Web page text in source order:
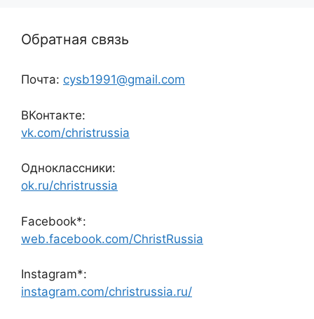
Обратная связь
Почта: cysb1991@gmail.com
ВКонтакте:
vk.com/christrussia
Одноклассники:
ok.ru/christrussia
Facebook*:
web.facebook.com/ChristRussia
Instagram*:
instagram.com/christrussia.ru/